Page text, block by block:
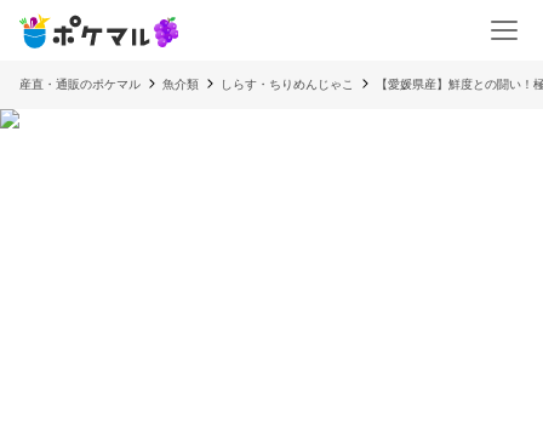
産直・通販のポケマル 魚介類 しらす・ちりめんじゃこ 【愛媛県産】鮮度との闘い